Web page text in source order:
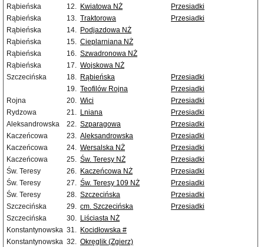
Rąbieńska
12. Kwiatowa NŻ
Przesiadki
Rąbieńska
13. Traktorowa
Przesiadki
Rąbieńska
14. Podjazdowa NŻ
Rąbieńska
15. Cieplarniana NŻ
Rąbieńska
16. Szwadronowa NŻ
Rąbieńska
17. Wojskowa NŻ
Szczecińska
18. Rąbieńska
Przesiadki
19. Teofilów Rojna
Przesiadki
Rojna
20. Wici
Przesiadki
Rydzowa
21. Lniana
Przesiadki
Aleksandrowska
22. Szparagowa
Przesiadki
Kaczeńcowa
23. Aleksandrowska
Przesiadki
Kaczeńcowa
24. Wersalska NŻ
Przesiadki
Kaczeńcowa
25. Św. Teresy NŻ
Przesiadki
Św. Teresy
26. Kaczeńcowa NŻ
Przesiadki
Św. Teresy
27. Św. Teresy 109 NŻ
Przesiadki
Św. Teresy
28. Szczecińska
Przesiadki
Szczecińska
29. cm. Szczecińska
Przesiadki
Szczecińska
30. Liściasta NŻ
Konstantynowska 31. Kocidłowska #
Konstantynowska 32. Okręglik (Zgierz)